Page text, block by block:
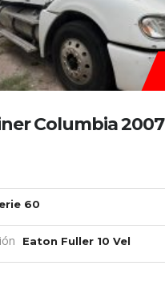
Columbia 2007
60
Eaton Fuller 10 Vel